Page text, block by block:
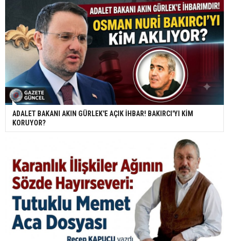
ADALET BAKANI AKIN GÜRLEK'E AÇIK İHBAR! BAKIRCI'YI KİM
KORUYOR?